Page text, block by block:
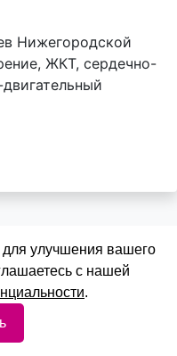
Нижегородской
ЖКТ, сердечно-
области
Самарской области
улучшения вашего
с нашей
.